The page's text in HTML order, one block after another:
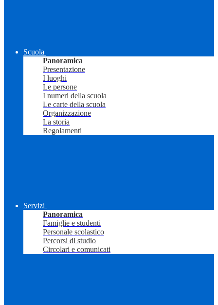
Scuola
Panoramica
Presentazione
I luoghi
Le persone
I numeri della scuola
Le carte della scuola
Organizzazione
La storia
Regolamenti
Servizi
Panoramica
Famiglie e studenti
Personale scolastico
Percorsi di studio
Circolari e comunicati